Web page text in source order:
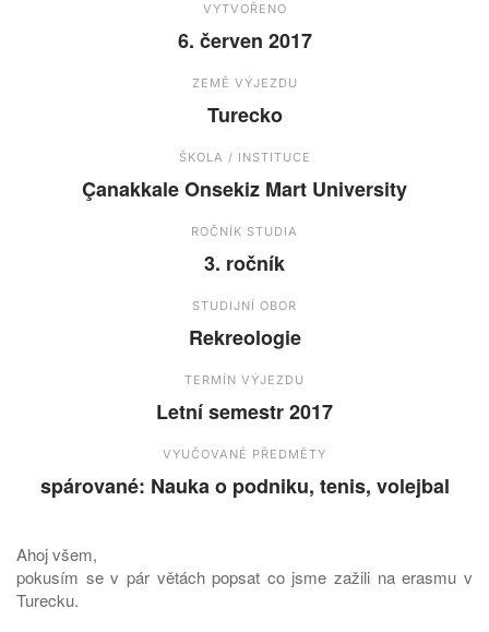
VYTVOŘENO
6. červen 2017
ZEMĚ VÝJEZDU
Turecko
ŠKOLA / INSTITUCE
Çanakkale Onsekiz Mart University
ROČNÍK STUDIA
3. ročník
STUDIJNÍ OBOR
Rekreologie
TERMÍN VÝJEZDU
Letní semestr 2017
VYUČOVANÉ PŘEDMĚTY
spárované: Nauka o podniku, tenis, volejbal
Ahoj všem,
pokusím se v pár větách popsat co jsme zažili na erasmu v
Turecku.